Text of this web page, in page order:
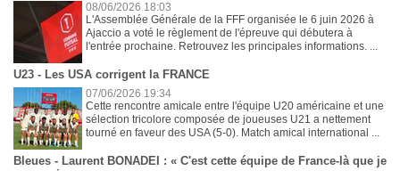
08/06/2026 18:03
L'Assemblée Générale de la FFF organisée le 6 juin 2026 à
Ajaccio a voté le règlement de l'épreuve qui débutera à
l'entrée prochaine. Retrouvez les principales informations. ...
U23 - Les USA corrigent la FRANCE
07/06/2026 19:34
Cette rencontre amicale entre l'équipe U20 américaine et une
sélection tricolore composée de joueuses U21 a nettement
tourné en faveur des USA (5-0). Match amical international ...
Bleues - Laurent BONADEI : « C'est cette équipe de France-là que je